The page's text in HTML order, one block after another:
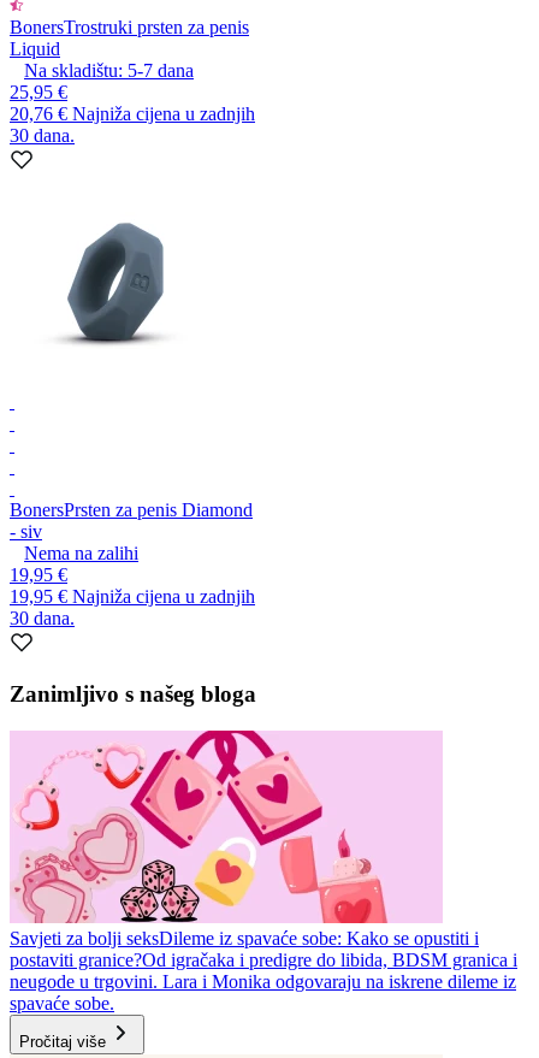
BonersTrostruki prsten za penis
Liquid
Na skladištu: 5-7 dana
25,95 €
20,76 € Najniža cijena u zadnjih
30 dana.
BonersPrsten za penis Diamond
- siv
Nema na zalihi
19,95 €
19,95 € Najniža cijena u zadnjih
30 dana.
Zanimljivo s našeg bloga
Savjeti za bolji seksDileme iz spavaće sobe: Kako se opustiti i
postaviti granice?Od igračaka i predigre do libida, BDSM granica i
neugode u trgovini. Lara i Monika odgovaraju na iskrene dileme iz
spavaće sobe.
Pročitaj više